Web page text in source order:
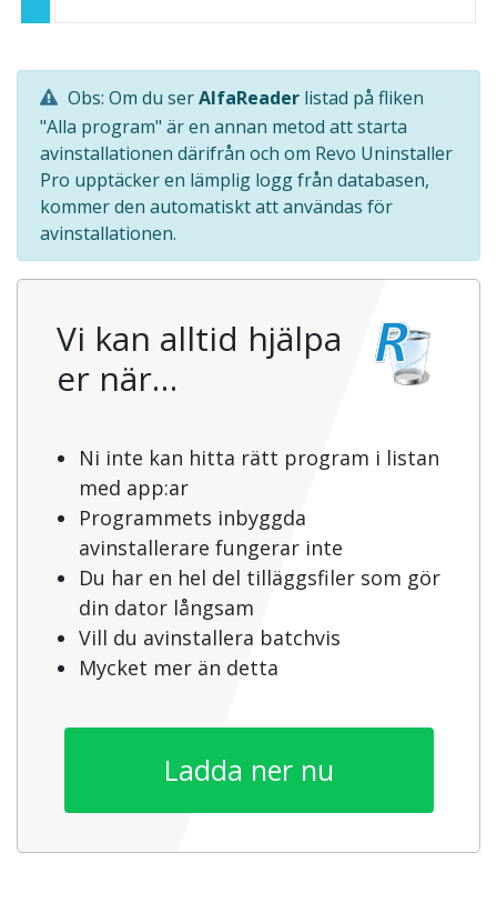
Obs: Om du serAlfaReader listad på fliken
"Alla program" är en annan metod att starta
avinstallationen därifrån och om Revo Uninstaller
Pro upptäcker en lämplig logg från databasen,
kommer den automatiskt att användas för
avinstallationen.
Vi kan alltid hjälpa
er när…
Ni inte kan hitta rätt program i listan
med app:ar
Programmets inbyggda
avinstallerare fungerar inte
Du har en hel del tilläggsfiler som gör
din dator långsam
Vill du avinstallera batchvis
Mycket mer än detta
Ladda ner nu